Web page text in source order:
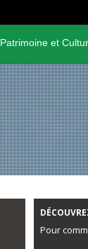
Patrimoine et
Pour